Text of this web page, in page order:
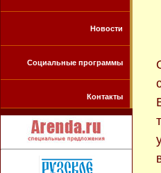
Новости
Социальные программы
Контакты